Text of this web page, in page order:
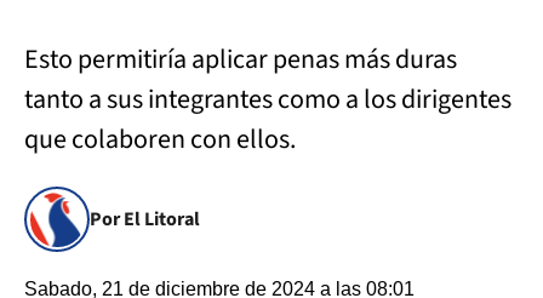
Esto permitiría aplicar penas más duras
tanto a sus integrantes como a los dirigentes
que colaboren con ellos.
Por El Litoral
Sabado, 21 de diciembre de 2024 a las 08:01